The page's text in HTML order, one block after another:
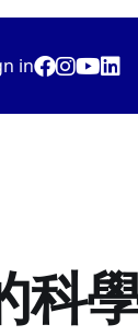
in
科